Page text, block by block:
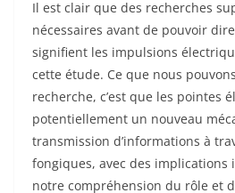
Il est clair que des recherches
nécessaires avant de pouvoir
signifient les impulsions
cette étude. Ce que nous
recherche, c’est que les pointes
potentiellement un nouveau
transmission d’informations à
fongiques, avec des
notre compréhension du rôle et